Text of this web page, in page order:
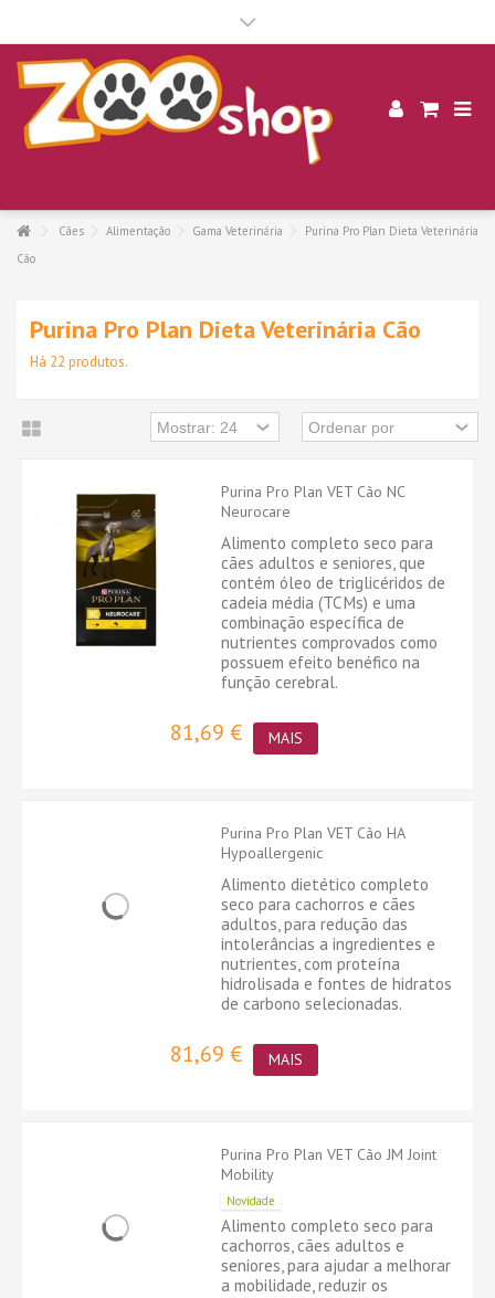
Cães Alimentação Gama Veterinária
Purina Pro Plan Dieta Veterinária
Cão
Purina Pro Plan Dieta Veterinária Cão
Há 22 produtos.
Purina Pro Plan VET Cão NC
Neurocare
Alimento completo seco para
cães adultos e seniores, que
contém óleo de triglicéridos de
cadeia média (TCMs) e uma
combinação específica de
nutrientes comprovados como
possuem efeito benéfico na
função cerebral.
81,69 € MAIS
Purina Pro Plan VET Cão HA
Hypoallergenic
Alimento dietético completo
seco para cachorros e cães
adultos, para redução das
intolerâncias a ingredientes e
nutrientes, com proteína
hidrolisada e fontes de hidratos
de carbono selecionadas.
81,69 € MAIS
Purina Pro Plan VET Cão JM Joint
Mobility
Novidade
Alimento completo seco para
cachorros, cães adultos e
seniores, para ajudar a melhorar
a mobilidade, reduzir os